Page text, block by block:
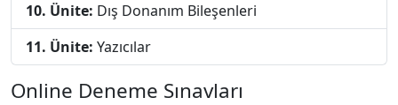
10. Ünite: Dış Donanım Bileşenleri
11. Ünite: Yazıcılar
Online Deneme Sınavları